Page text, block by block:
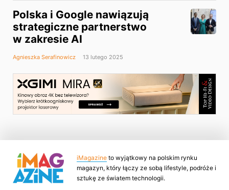
Polska i Google nawiązują
strategiczne partnerstwo
w zakresie AI
Agnieszka Serafinowicz 13 lutego 2025
iMagazine to wyjątkowy na polskim rynku
magazyn, który łączy ze sobą lifestyle, podróże i
sztukę ze światem technologii.